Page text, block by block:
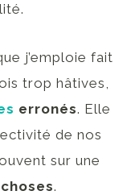
j’emploie fait
trop hâtives,
erronés. Elle
de nos
sur une
.